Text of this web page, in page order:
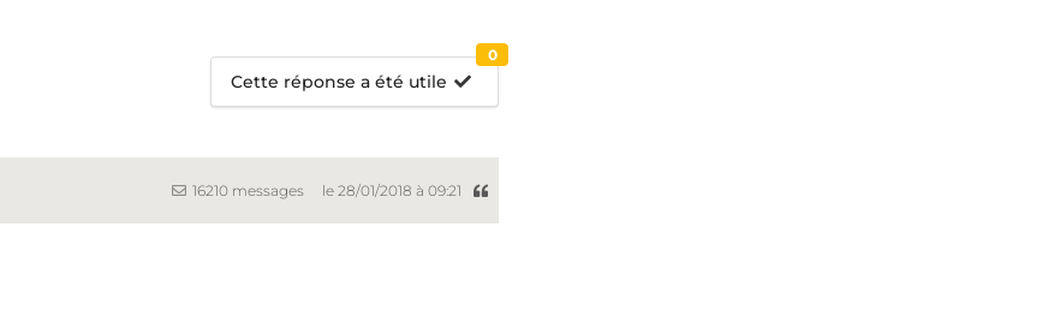
Cette réponse a été utile
0
16210 messages le 28/01/2018 à 09:21